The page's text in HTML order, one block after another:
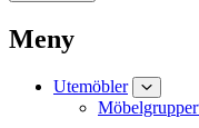
Meny
Utemöbler
Möbelgrupper